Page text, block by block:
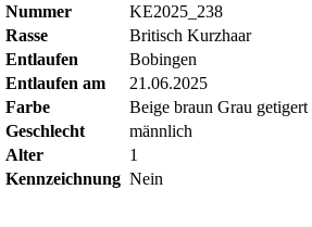
Nummer
KE2025_238
Rasse
Britisch Kurzhaar
Entlaufen
Bobingen
Entlaufen am
21.06.2025
Farbe
Beige braun Grau getigert
Geschlecht
männlich
Alter
1
Kennzeichnung Nein